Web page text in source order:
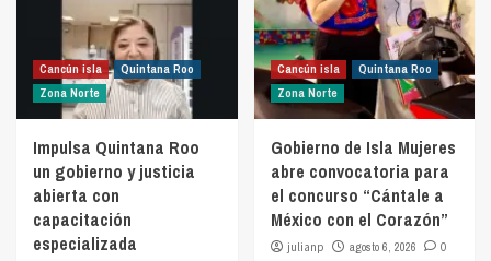
Cancún isla
Quintana Roo
Zona Norte
Impulsa Quintana Roo
un gobierno y justicia
abierta con
capacitación
especializada
Cancún isla
Quintana Roo
Zona Norte
Gobierno de Isla Mujeres
abre convocatoria para
el concurso “Cántale a
México con el Corazón”
julianp agosto 6, 2026 0